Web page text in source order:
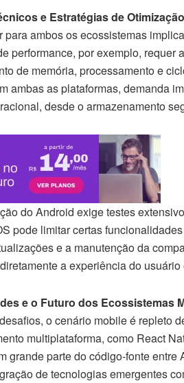
e Estratégias de Otimização
para ambos os ecossistemas
performance, por exemplo,
de memória, processamento e
ambas as plataformas, demanda
desde o armazenamento
do Android exige testes
pode limitar certas
e a manutenção da
a experiência do
e o Futuro dos Ecossistemas
o cenário mobile é repleto
multiplataforma, como React
grande parte do código-fonte
de tecnologias emergentes